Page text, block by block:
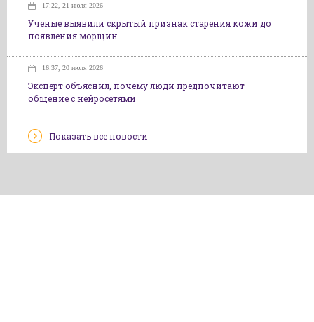
17:22, 21 июля 2026
Ученые выявили скрытый признак старения кожи до
появления морщин
16:37, 20 июля 2026
Эксперт объяснил, почему люди предпочитают
общение с нейросетями
Показать все новости